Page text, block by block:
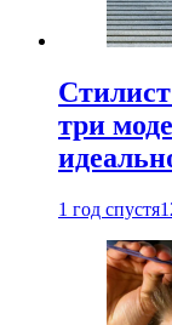
три
1 год спустя